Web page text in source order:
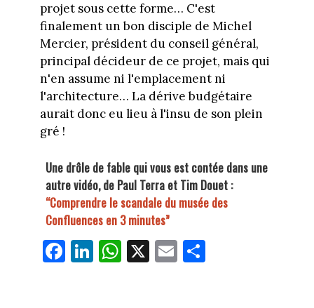
projet sous cette forme… C'est
finalement un bon disciple de Michel
Mercier, président du conseil général,
principal décideur de ce projet, mais qui
n'en assume ni l'emplacement ni
l'architecture… La dérive budgétaire
aurait donc eu lieu à l'insu de son plein
gré !
Une drôle de fable qui vous est contée dans une
autre vidéo, de Paul Terra et Tim Douet :
“Comprendre le scandale du musée des
Confluences en 3 minutes”
Fa
ce
Li
nk
W
ha
X E
m
Pa